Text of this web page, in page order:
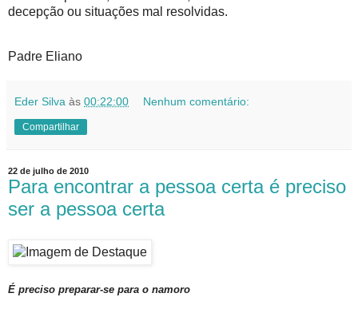
decepção ou situações mal resolvidas.
Padre Eliano
Eder Silva às 00:22:00 Nenhum comentário:
Compartilhar
22 de julho de 2010
Para encontrar a pessoa certa é preciso
ser a pessoa certa
É preciso preparar-se para o namoro